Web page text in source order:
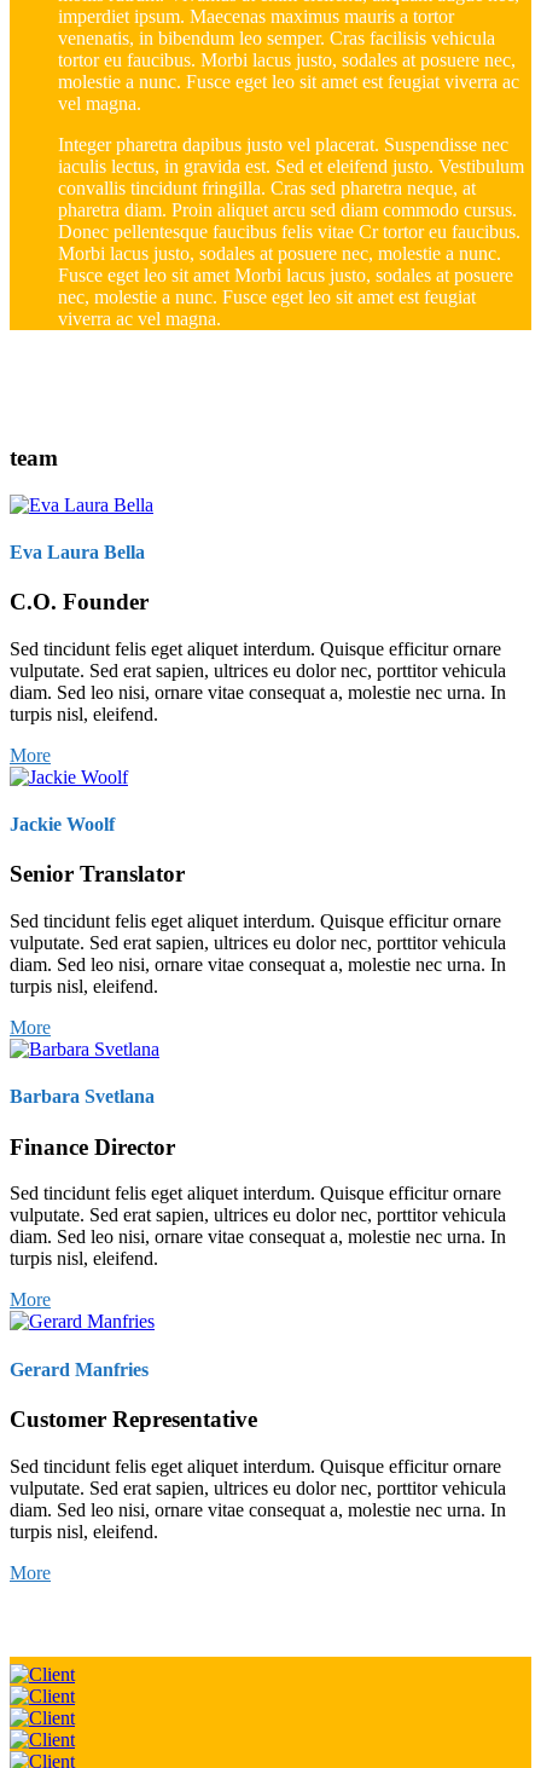
imperdiet ipsum. Maecenas maximus mauris a tortor
venenatis, in bibendum leo semper. Cras facilisis vehicula
tortor eu faucibus. Morbi lacus justo, sodales at posuere nec,
molestie a nunc. Fusce eget leo sit amet est feugiat viverra ac
vel magna.
Integer pharetra dapibus justo vel placerat. Suspendisse nec
iaculis lectus, in gravida est. Sed et eleifend justo. Vestibulum
convallis tincidunt fringilla. Cras sed pharetra neque, at
pharetra diam. Proin aliquet arcu sed diam commodo cursus.
Donec pellentesque faucibus felis vitae Cr tortor eu faucibus.
Morbi lacus justo, sodales at posuere nec, molestie a nunc.
Fusce eget leo sit amet Morbi lacus justo, sodales at posuere
nec, molestie a nunc. Fusce eget leo sit amet est feugiat
viverra ac vel magna.
team
Eva Laura Bella
C.O. Founder
Sed tincidunt felis eget aliquet interdum. Quisque efficitur ornare
vulputate. Sed erat sapien, ultrices eu dolor nec, porttitor vehicula
diam. Sed leo nisi, ornare vitae consequat a, molestie nec urna. In
turpis nisl, eleifend.
More
Jackie Woolf
Senior Translator
Sed tincidunt felis eget aliquet interdum. Quisque efficitur ornare
vulputate. Sed erat sapien, ultrices eu dolor nec, porttitor vehicula
diam. Sed leo nisi, ornare vitae consequat a, molestie nec urna. In
turpis nisl, eleifend.
More
Barbara Svetlana
Finance Director
Sed tincidunt felis eget aliquet interdum. Quisque efficitur ornare
vulputate. Sed erat sapien, ultrices eu dolor nec, porttitor vehicula
diam. Sed leo nisi, ornare vitae consequat a, molestie nec urna. In
turpis nisl, eleifend.
More
Gerard Manfries
Customer Representative
Sed tincidunt felis eget aliquet interdum. Quisque efficitur ornare
vulputate. Sed erat sapien, ultrices eu dolor nec, porttitor vehicula
diam. Sed leo nisi, ornare vitae consequat a, molestie nec urna. In
turpis nisl, eleifend.
More